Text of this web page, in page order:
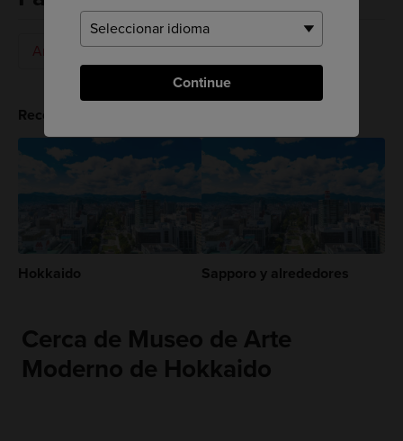
Continue
Arte y diseño Museo de arte
Recomendaciones para ti
Hokkaido Sapporo y alrededores
Cerca de Museo de Arte
Moderno de Hokkaido